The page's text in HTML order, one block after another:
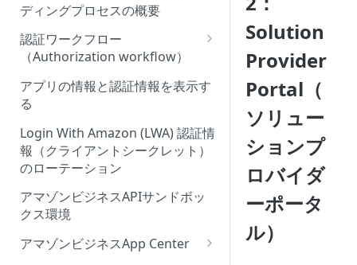
ディングプロセスの概要
Onboarding Step 1: Authorize
your Amazon Business API
apps
Onboarding Step 2: Create
your request
認証ワークフロー
（Authorization workflow）
アマゾンビジネスサードパーテ
ィーウェブサイト認証ワークフ
ローの概要
アプリの情報と認証情報を表示す
る
Login With Amazon (LWA) 認証情
報（クライアントシークレット）
のローテーション
アマゾンビジネスAPIサンドボッ
クス環境
アマゾンビジネスApp Center
Solution
Provider
Portal（
ソリュー
ションプ
ロバイダ
ーポータ
ル）